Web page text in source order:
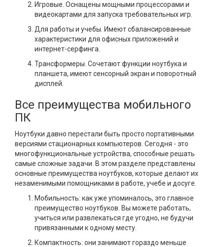
Игровые. Оснащены мощными процессорами и
видеокартами для запуска требовательных игр.
Для работы и учебы. Имеют сбалансированные
характеристики для офисных приложений и
интернет-серфинга.
Трансформеры. Сочетают функции ноутбука и
планшета, имеют сенсорный экран и поворотный
дисплей.
Все преимущества мобильного
ПК
Ноутбуки давно перестали быть просто портативными
версиями стационарных компьютеров. Сегодня - это
многофункциональные устройства, способные решать
самые сложные задачи. В этом разделе представлены
основные преимущества ноутбуков, которые делают их
незаменимыми помощниками в работе, учебе и досуге.
Мобильность: как уже упоминалось, это главное
преимущество ноутбуков. Вы можете работать,
учиться или развлекаться где угодно, не будучи
привязанными к одному месту.
Компактность: они занимают гораздо меньше